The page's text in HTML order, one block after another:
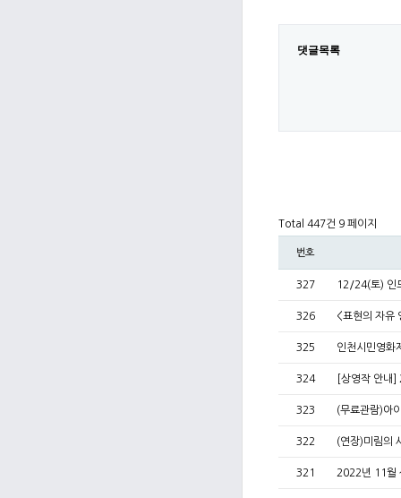
댓글목록
Total 447건 9 페이지
번호
327 12/24(토) 인
326 <표현의 자유
325 인천시민영화
324 [상영작 안내
323 (무료관람)아
322 (연장)미림의
321 2022년 11월